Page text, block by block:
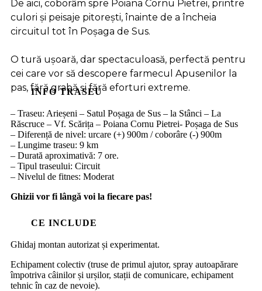
De aici, coborâm spre Poiana Cornu Pietrei, printre
culori și peisaje pitorești, înainte de a încheia
circuitul tot în Poșaga de Sus.
O tură ușoară, dar spectaculoasă, perfectă pentru
cei care vor să descopere farmecul Apusenilor la
pas, fără grabă și fără eforturi extreme.
INFO TRASEU
– Traseu: Arieșeni – Satul Poșaga de Sus – la Stânci – La
Răscruce – Vf. Scărița – Poiana Cornu Pietrei- Poșaga de Sus
– Diferență de nivel: urcare (+) 900m / coborâre (-) 900m
– Lungime traseu: 9 km
– Durată aproximativă: 7 ore.
– Tipul traseului: Circuit
– Nivelul de fitnes: Moderat
Ghizii vor fi lângă voi la fiecare pas!
CE INCLUDE
Ghidaj montan autorizat și experimentat.
Echipament colectiv (truse de primul ajutor, spray autoapărare
împotriva câinilor și urșilor, stații de comunicare, echipament
tehnic în caz de nevoie).